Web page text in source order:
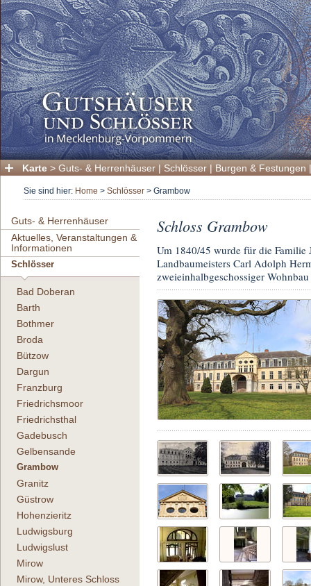
Karte > Guts- & Herrenhäuser | Schlösser | Burgen & Festungen
Sie sind hier: Home > Schlösser > Grambow
Guts- & Herrenhäuser
Aktuelles, Veranstaltungen &
Informationen
Schlösser
Bad Doberan
Barth
Bothmer
Broda
Bützow
Dargun
Franzburg
Friedrichsmoor
Friedrichsthal
Gadebusch
Gelbensande
Grambow
Granitz
Güstrow
Hohenzieritz
Ludwigsburg
Ludwigslust
Mirow
Mirow, Unteres Schloss
Schloss Grambow
Um 1840/45 wurde für die Familie
Landbaumeisters Carl Adolph
zweieinhalbgeschossiger